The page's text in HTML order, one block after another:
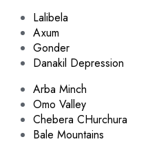
Lalibela
Axum
Gonder
Danakil Depression
Arba Minch
Omo Valley
Chebera CHurchura
Bale Mountains